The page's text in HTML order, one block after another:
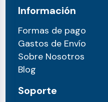
Información
Formas de pago
Gastos de Envío
Sobre Nosotros
Blog
Soporte